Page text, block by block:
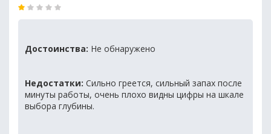
Достоинства: Не обнаружено
Недостатки: Сильно греется, сильный запах после
минуты работы, очень плохо видны цифры на шкале
выбора глубины.